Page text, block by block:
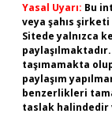
Yasal Uyarı: Bu
veya şahıs
Sitede yalnızca
taşımamakta
paylaşım
benzerlikleri
taslak halindedir